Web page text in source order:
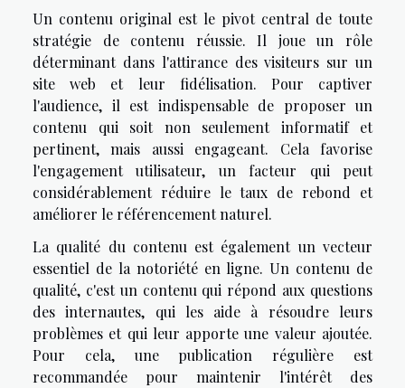
Un contenu original est le pivot central de toute
stratégie de contenu réussie. Il joue un rôle
déterminant dans l'attirance des visiteurs sur un
site web et leur fidélisation. Pour captiver
l'audience, il est indispensable de proposer un
contenu qui soit non seulement informatif et
pertinent, mais aussi engageant. Cela favorise
l'engagement utilisateur, un facteur qui peut
considérablement réduire le taux de rebond et
améliorer le référencement naturel.
La qualité du contenu est également un vecteur
essentiel de la notoriété en ligne. Un contenu de
qualité, c'est un contenu qui répond aux questions
des internautes, qui les aide à résoudre leurs
problèmes et qui leur apporte une valeur ajoutée.
Pour cela, une publication régulière est
recommandée pour maintenir l'intérêt des